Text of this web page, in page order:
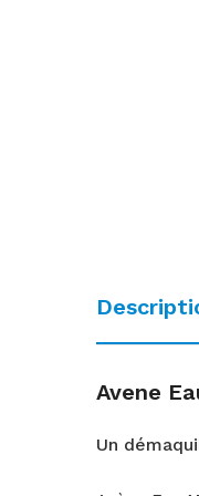
Avene
Un